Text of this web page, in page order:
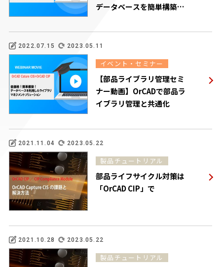
データベースを簡単構築と
2022.07.15 2023.05.11
イベント・セミナー
【部品ライブラリ管理セミ
ナー動画】OrCADで部品ラ
イブラリ管理と共通化
2021.11.04 2023.05.22
製品チュートリアル
部品ライフサイクル対策は
「OrCAD CIP」で
2021.10.28 2023.05.22
製品チュートリアル